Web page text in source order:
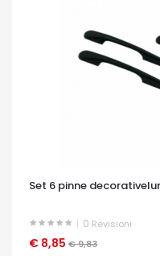
Set 6 pinne
0 Revisioni
€ 8,85 € 9,83
OCCHIATA VELOCE